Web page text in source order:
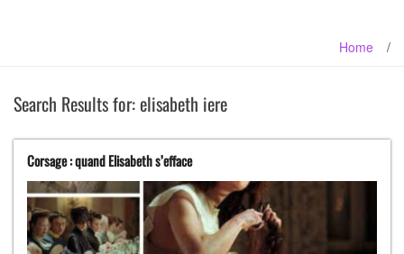
Home /
Search Results for:elisabeth iere
Corsage : quand Elisabeth s’efface